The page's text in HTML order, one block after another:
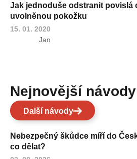
Jak jednoduše odstranit povislá
uvolněnou pokožku
15. 01. 2020
Jan
Nejnovější návody
Další návody
Nebezpečný škůdce míří do
co dělat?